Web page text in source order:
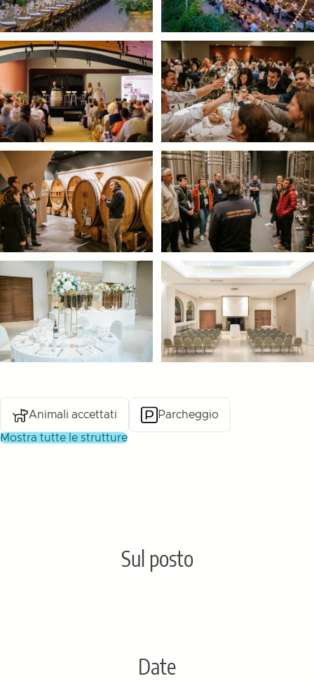
Animali accettati Parcheggio
mostra tutte le strutture
Sul posto
Date